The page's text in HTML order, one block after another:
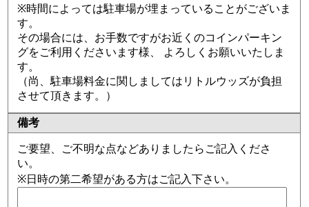
※時間によっては駐車場が埋まっていることがございま
す。
その場合には、お手数ですがお近くのコインパーキン
グをご利用くださいます様、 よろしくお願いいたしま
す。
（尚、駐車場料金に関しましてはリトルウッズが負担
させて頂きます。）
備考
ご要望、ご不明な点などありましたらご記入くださ
い。
※日時の第二希望がある方はご記入下さい。